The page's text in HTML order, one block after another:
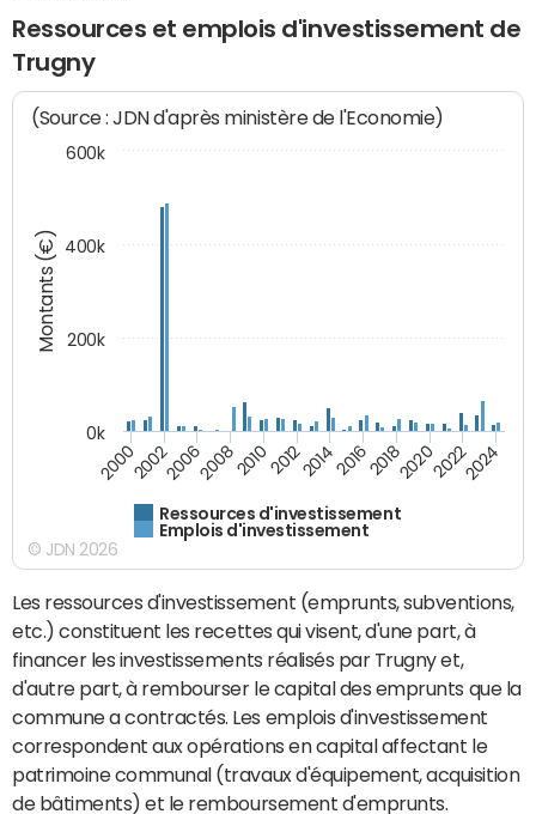
Ressources et emplois d'investissement de
Trugny
Montants (€)
(Source : JDN d'après ministère de l'Economie)
Ressources d'investissement
Emplois d'investissement
200020022006200820102012201420162018202020222024
0k
200k
400k
600k
© JDN 2026
Les ressources d'investissement (emprunts, subventions,
etc.) constituent les recettes qui visent, d'une part, à
financer les investissements réalisés par Trugny et,
d'autre part, à rembourser le capital des emprunts que la
commune a contractés. Les emplois d'investissement
correspondent aux opérations en capital affectant le
patrimoine communal (travaux d'équipement, acquisition
de bâtiments) et le remboursement d'emprunts.